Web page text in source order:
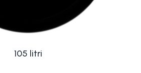
105 litri